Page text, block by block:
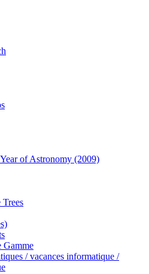
of Astronomy (2009)
Gamme
/ vacances informatique /